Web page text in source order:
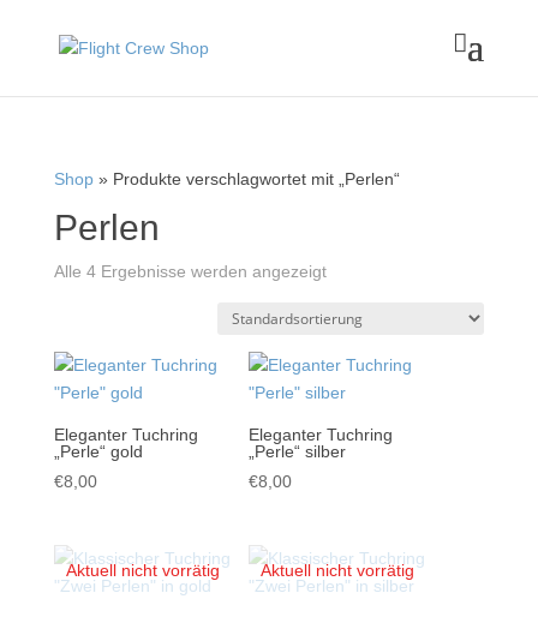

Shop» Produkte verschlagwortet mit „Perlen“
Perlen
Alle 4 Ergebnisse werden angezeigt
Eleganter Tuchring
„Perle“ gold
€8,00
Eleganter Tuchring
„Perle“ silber
€8,00